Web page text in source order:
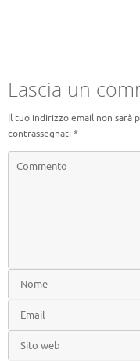
Lascia un
Il tuo indirizzo email non sarà
contrassegnati *